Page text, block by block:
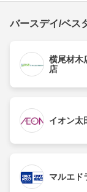
バースデイ/ベス
横尾材木
店
イオン太
マルエド